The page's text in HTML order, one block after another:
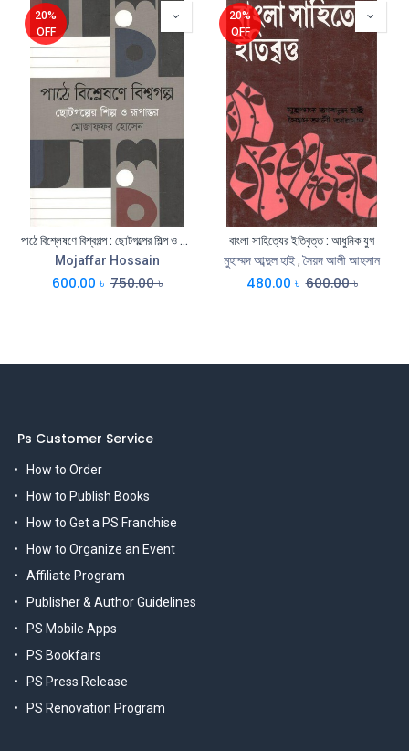
20%
OFF
পাঠে বিশ্লেষণে বিশ্বগল্প : ছোটগল্পের শিল্প ও রূপান্তর
Mojaffar Hossain
600.00 ৳ 750.00৳
20%
OFF
বাংলা সাহিত্যের ইতিবৃত্ত : আধুনিক যুগ
মুহাম্মদ আব্দুল হাই,সৈয়দ আলী আহসান
480.00 ৳ 600.00৳
Ps Customer Service
How to Order
How to Publish Books
How to Get a PS Franchise
How to Organize an Event
Affiliate Program
Publisher & Author Guidelines
PS Mobile Apps
PS Bookfairs
PS Press Release
PS Renovation Program